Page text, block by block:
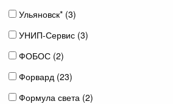
Ульяновск* (3)
УНИП-Сервис (3)
ФОБОС (2)
Форвард (23)
Формула света (2)